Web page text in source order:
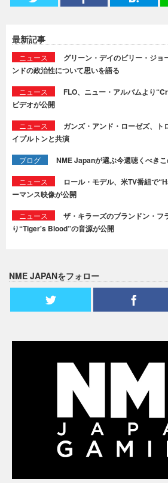
最新記事
ニュース
グリーン・デイのビリー・ジョ
ンドの政治性について思いを語る
ニュース
FLO、ニュー・アルバムより
ビデオが公開
ニュース
ガンズ・アンド・ローゼズ、ト
イプルトンと共演
ブログ NME Japanが選ぶ今週聴くべき
ニュース
ロール・モデル、米TV番組で
ーマンス映像が公開
ニュース
ザ・キラーズのブランドン・フ
り“Tiger's Blood”の音源が公開
NME JAPANをフォロー